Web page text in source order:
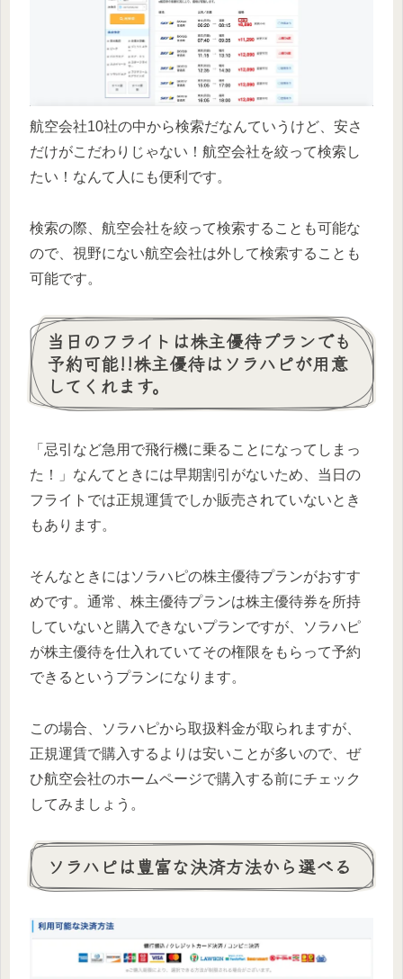
航空会社10社の中から検索だなんていうけど、安さ
だけがこだわりじゃない！航空会社を絞って検索し
たい！なんて人にも便利です。
検索の際、航空会社を絞って検索することも可能な
ので、視野にない航空会社は外して検索することも
可能です。
当日のフライトは株主優待プランでも
予約可能!!株主優待はソラハピが用意
してくれます。
「忌引など急用で飛行機に乗ることになってしまっ
た！」なんてときには早期割引がないため、当日の
フライトでは正規運賃でしか販売されていないとき
もあります。
そんなときにはソラハピの株主優待プランがおすす
めです。通常、株主優待プランは株主優待券を所持
していないと購入できないプランですが、ソラハピ
が株主優待を仕入れていてその権限をもらって予約
できるというプランになります。
この場合、ソラハピから取扱料金が取られますが、
正規運賃で購入するよりは安いことが多いので、ぜ
ひ航空会社のホームページで購入する前にチェック
してみましょう。
ソラハピは豊富な決済方法から選べる